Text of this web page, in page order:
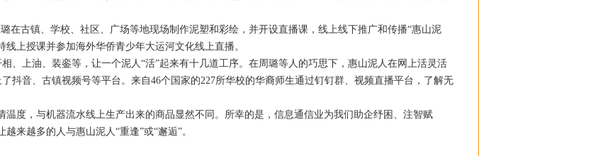
古镇、学校、社区、广场等地现场制作泥塑和彩绘，并开设直播课，线上线下推广和传播“惠山泥
上授课并参加海外华侨青少年大运河文化线上直播。
上油、装銮等，让一个泥人“活”起来有十几道工序。在周璐等人的巧思下，惠山泥人在网上活灵活
抖音、古镇视频号等平台。来自46个国家的227所华校的华裔师生通过钉钉群、视频直播平台，了解无
度，与机器流水线上生产出来的商品显然不同。所幸的是，信息通信业为我们助企纾困、注智赋
来越多的人与惠山泥人“重逢”或“邂逅”。